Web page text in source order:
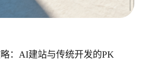
：AI建站与传统开发的PK